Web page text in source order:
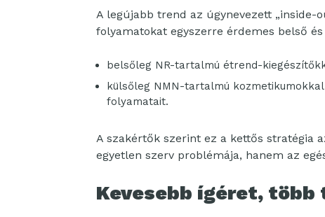
A legújabb trend az úgynevezett „inside-
folyamatokat egyszerre érdemes belső
belsőleg NR-tartalmú étrend-
külsőleg NMN-tartalmú
folyamatait.
A szakértők szerint ez a kettős stratégia
egyetlen szerv problémája, hanem az
Kevesebb ígéret, több